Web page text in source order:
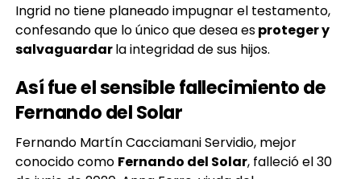
Ingrid no tiene planeado impugnar el testamento,
confesando que lo único que desea esproteger y
salvaguardarla integridad de sus hijos.
Así fue el sensible fallecimiento de
Fernando del Solar
Fernando Martín Cacciamani Servidio, mejor
conocido como Fernando del Solar, falleció el 30